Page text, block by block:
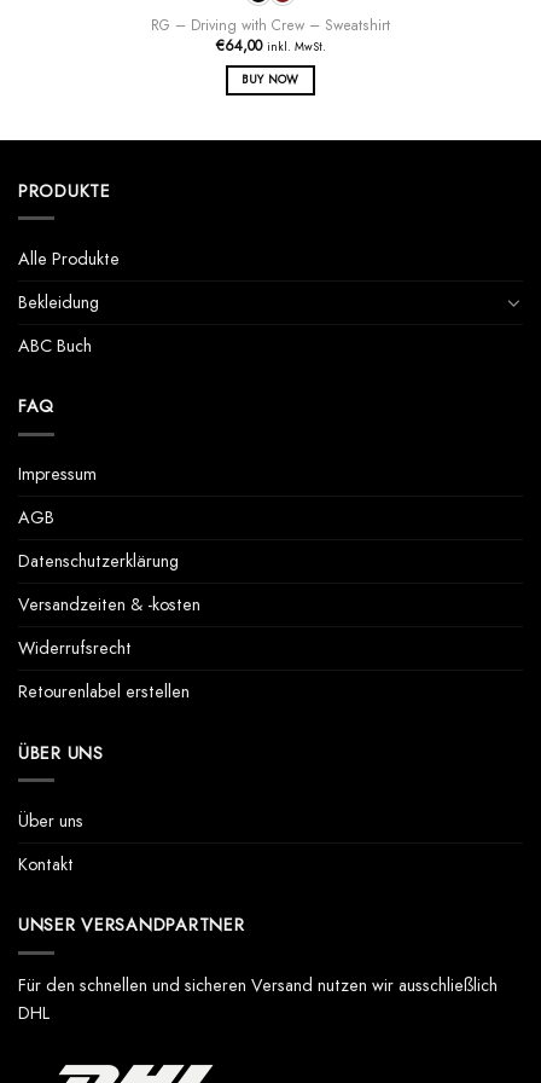
RG – Driving with Crew – Sweatshirt
€64,00 inkl. MwSt.
BUY NOW
PRODUKTE
Alle Produkte
Bekleidung
ABC Buch
FAQ
Impressum
AGB
Datenschutzerklärung
Versandzeiten & -kosten
Widerrufsrecht
Retourenlabel erstellen
ÜBER UNS
Über uns
Kontakt
UNSER VERSANDPARTNER
Für den schnellen und sicheren Versand nutzen wir ausschließlich
DHL